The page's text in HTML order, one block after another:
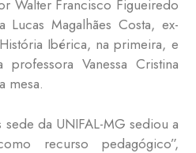
Walter Francisco Figueiredo
Magalhães Costa, ex-
Ibérica, na primeira, e
Vanessa Cristina
mesa.
da UNIFAL-MG sediou a
recurso pedagógico”,